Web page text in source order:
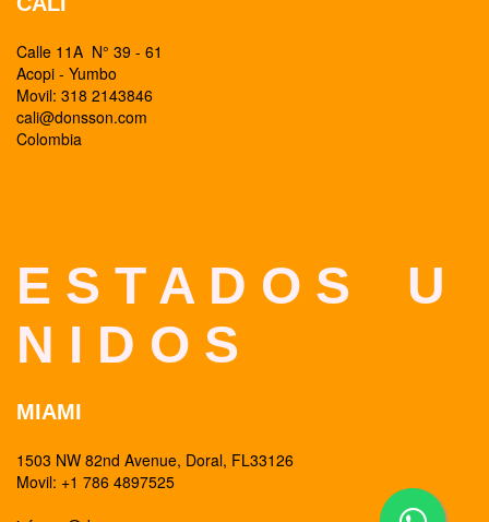
Calle 11A N° 39 - 61
Acopi - Yumbo
Movil: 318 2143846
cali@donsson.com
Colombia
E S T A D O S U
N I D O S
MIAMI
1503 NW 82nd Avenue, Doral, FL33126
Movil: +1 786 4897525